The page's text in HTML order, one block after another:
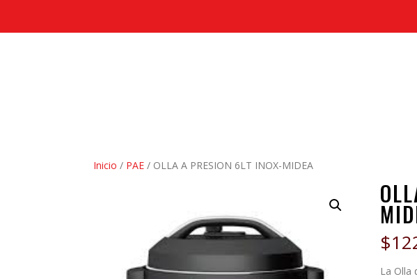
Inicio / PAE / OLLA A PRESION 6LT INOX-MIDEA
$
La Olla